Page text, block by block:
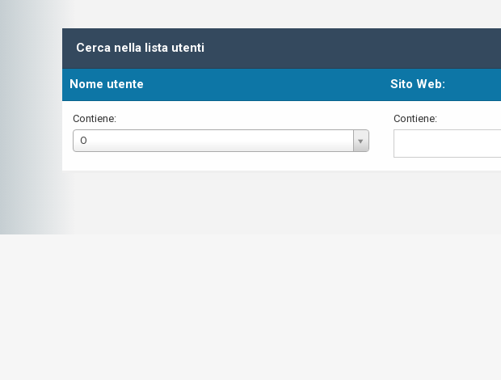
Cerca nella lista utenti
Nome utente Sito Web:
Contiene:
O
Nome
utente
Contiene: